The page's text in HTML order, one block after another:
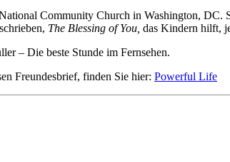
Community Church in Washington,
The Blessing of You, das Kindern hilft,
– Die beste Stunde im Fernsehen.
Freundesbrief, finden Sie hier: Powerful Life